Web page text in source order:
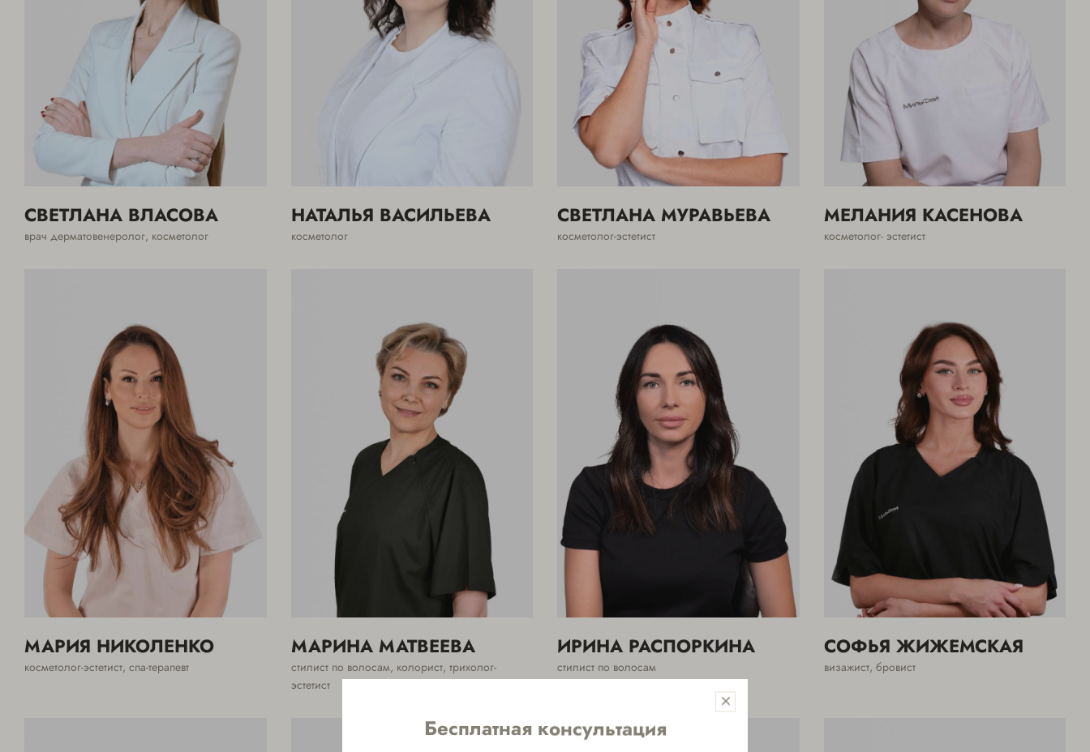
СВЕТЛАНА ВЛАСОВА
врач дерматовенеролог, косметолог
НАТАЛЬЯ ВАСИЛЬЕВА
косметолог
СВЕТЛАНА МУРАВЬЕВА
косметолог-эстетист
МЕЛАНИЯ КАСЕНОВА
косметолог- эстетист
МАРИЯ НИКОЛЕНКО
косметолог-эстетист, спа-терапевт
МАРИНА МАТВЕЕВА
стилист по волосам, колорист, трихолог-
эстетист
ИРИНА РАСПОРКИНА
стилист по волосам
СОФЬЯ ЖИЖЕМСКАЯ
визажист, бровист
Бесплатная консультация